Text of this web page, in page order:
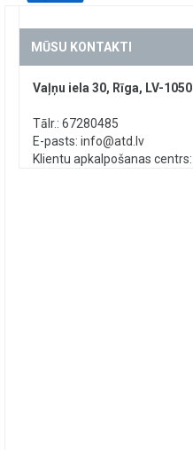
MŪSU KONTAKTI
Vaļņu iela 30, Rīga, LV-1050
Tālr.: 67280485
E-pasts: info@atd.lv
Klientu apkalpošanas centrs: